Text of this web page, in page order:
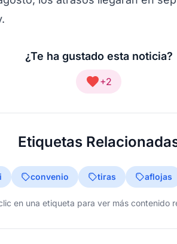
¿Te ha gustado esta noticia?
+2
Etiquetas
convenio tiras aflojas
en una etiqueta para ver más contenido